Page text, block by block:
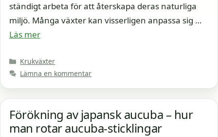
ständigt arbeta för att återskapa deras naturliga
miljö. Många växter kan visserligen anpassa sig …
Läs mer
Kategorier
Krukväxter
Lämna en kommentar
Förökning av japansk aucuba – hur
man rotar aucuba-sticklingar